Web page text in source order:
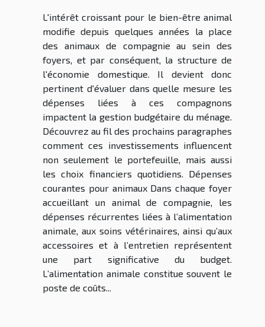
L'intérêt croissant pour le bien-être animal
modifie depuis quelques années la place
des animaux de compagnie au sein des
foyers, et par conséquent, la structure de
l'économie domestique. Il devient donc
pertinent d'évaluer dans quelle mesure les
dépenses liées à ces compagnons
impactent la gestion budgétaire du ménage.
Découvrez au fil des prochains paragraphes
comment ces investissements influencent
non seulement le portefeuille, mais aussi
les choix financiers quotidiens. Dépenses
courantes pour animaux Dans chaque foyer
accueillant un animal de compagnie, les
dépenses récurrentes liées à l’alimentation
animale, aux soins vétérinaires, ainsi qu’aux
accessoires et à l’entretien représentent
une part significative du budget.
L’alimentation animale constitue souvent le
poste de coûts...